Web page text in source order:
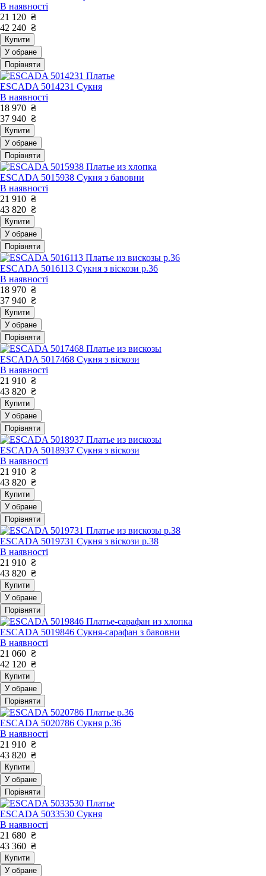
В наявності
21 120 ₴
42 240 ₴
Купити
У обране
Порівняти
ESCADA 5014231 Сукня
В наявності
18 970 ₴
37 940 ₴
Купити
У обране
Порівняти
ESCADA 5015938 Сукня з бавовни
В наявності
21 910 ₴
43 820 ₴
Купити
У обране
Порівняти
ESCADA 5016113 Сукня з віскози р.36
В наявності
18 970 ₴
37 940 ₴
Купити
У обране
Порівняти
ESCADA 5017468 Сукня з віскози
В наявності
21 910 ₴
43 820 ₴
Купити
У обране
Порівняти
ESCADA 5018937 Сукня з віскози
В наявності
21 910 ₴
43 820 ₴
Купити
У обране
Порівняти
ESCADA 5019731 Сукня з віскози р.38
В наявності
21 910 ₴
43 820 ₴
Купити
У обране
Порівняти
ESCADA 5019846 Сукня-сарафан з бавовни
В наявності
21 060 ₴
42 120 ₴
Купити
У обране
Порівняти
ESCADA 5020786 Сукня р.36
В наявності
21 910 ₴
43 820 ₴
Купити
У обране
Порівняти
ESCADA 5033530 Сукня
В наявності
21 680 ₴
43 360 ₴
Купити
У обране